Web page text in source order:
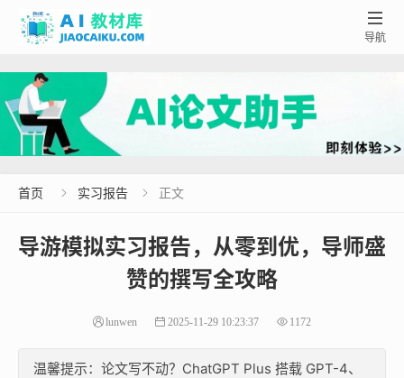

导航
首页  实习报告  正文
导游模拟实习报告，从零到优，导师盛
赞的撰写全攻略
lunwen 2025-11-29 10:23:37 1172
温馨提示：论文写不动？ChatGPT Plus 搭载 GPT-4、